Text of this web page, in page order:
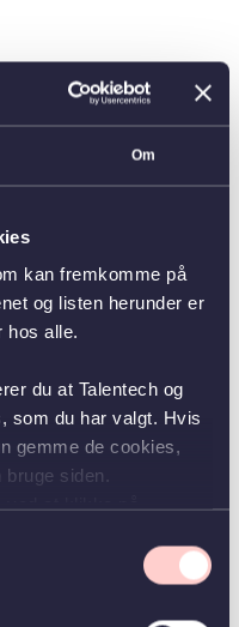
Om
kan fremkomme på
og listen herunder er
hos alle.
du at Talentech og
som du har valgt. Hvis
gemme de cookies,
bruge siden.